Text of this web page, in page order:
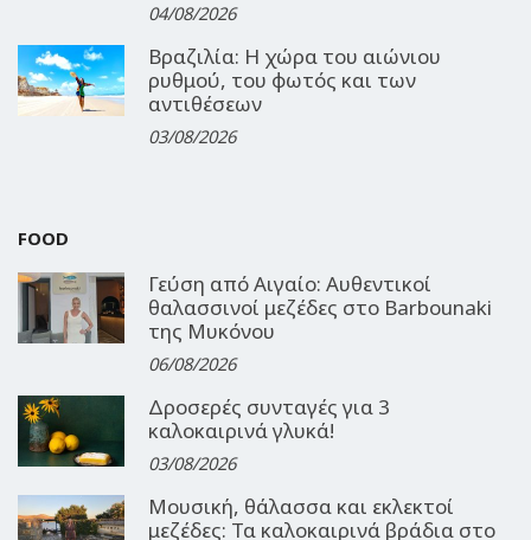
04/08/2026
Βραζιλία: Η χώρα του αιώνιου
ρυθμού, του φωτός και των
αντιθέσεων
03/08/2026
FOOD
Γεύση από Αιγαίο: Αυθεντικοί
θαλασσινοί μεζέδες στο Barbounaki
της Μυκόνου
06/08/2026
Δροσερές συνταγές για 3
καλοκαιρινά γλυκά!
03/08/2026
Μουσική, θάλασσα και εκλεκτοί
μεζέδες: Τα καλοκαιρινά βράδια στο